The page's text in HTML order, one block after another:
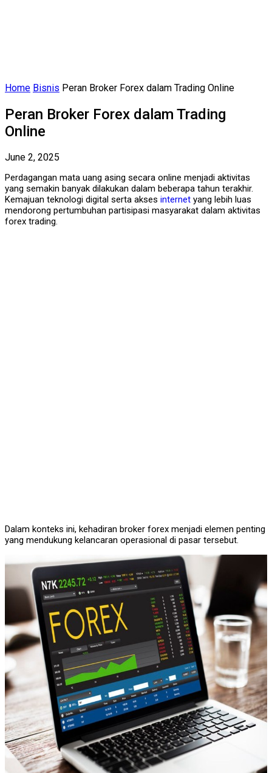
Home Bisnis Peran Broker Forex dalam Trading Online
Peran Broker Forex dalam Trading
Online
June 2, 2025
Perdagangan mata uang asing secara online menjadi aktivitas
yang semakin banyak dilakukan dalam beberapa tahun terakhir.
Kemajuan teknologi digital serta akses internet yang lebih luas
mendorong pertumbuhan partisipasi masyarakat dalam aktivitas
forex trading.
Dalam konteks ini, kehadiran broker forex menjadi elemen penting
yang mendukung kelancaran operasional di pasar tersebut.